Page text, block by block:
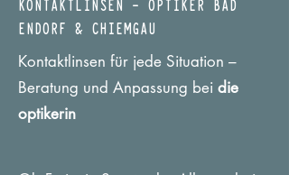
ENDORF & CHIEMGAU
Kontaktlinsen für jede Situation –
Beratung und Anpassung bei die
optikerin